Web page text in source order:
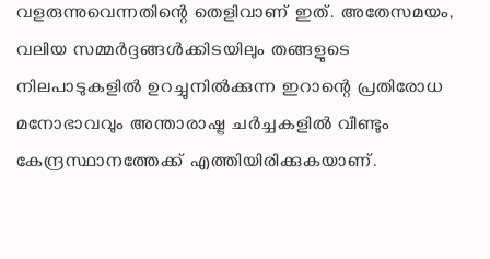
വളരുന്നുവെന്നതിന്റെ തെളിവാണ് ഇത്. അതേസമയം,
വലിയ സമ്മർദ്ദങ്ങൾക്കിടയിലും തങ്ങളുടെ
നിലപാടുകളിൽ ഉറച്ചുനിൽക്കുന്ന ഇറാന്റെ പ്രതിരോധ
മനോഭാവവും അന്താരാഷ്ട്ര ചർച്ചകളിൽ വീണ്ടും
കേന്ദ്രസ്ഥാനത്തേക്ക് എത്തിയിരിക്കുകയാണ്.